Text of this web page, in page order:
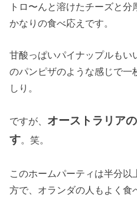
トロ〜んと溶けたチーズと
かなりの食べ応えです。
甘酸っぱいパイナップルもい
のパンピザのような感じで一
しり。
ですが、 オーストラリア
す。笑。
このホームパーティは半分以
方で、オランダの人もよく食